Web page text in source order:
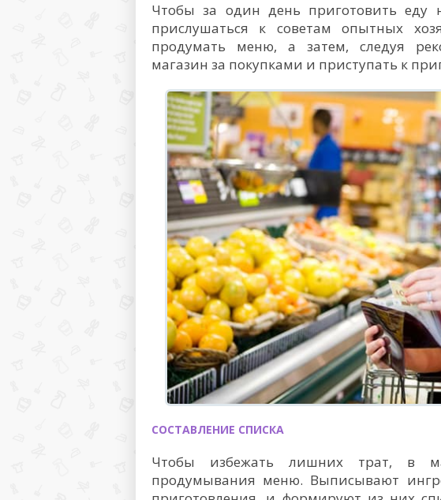
Чтобы за один день приготовить еду
прислушаться к советам опытных
продумать меню, а затем, следуя
магазин за покупками и приступать к
СОСТАВЛЕНИЕ СПИСКА
Чтобы избежать лишних трат, в
продумывания меню. Выписывают